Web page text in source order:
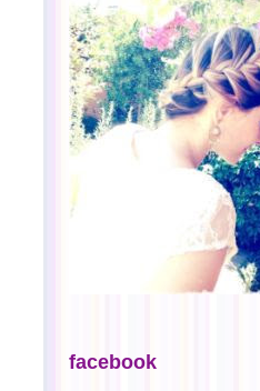
facebook